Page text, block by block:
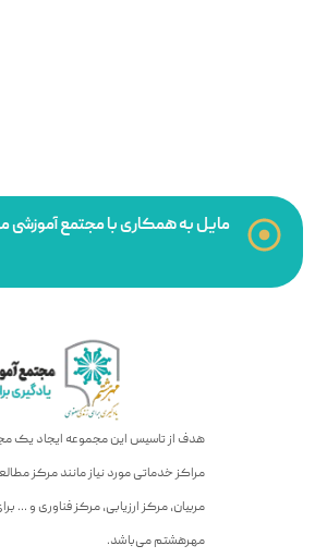
مایل به همکاری با مجتمع
هدف از تاسیس این مجموعه ایجاد یک
مراکز خدماتی مورد نیاز مانند مرکز
مربیان، مرکز ارزیابی، مرکز فناوری و …
مهرهشتم می‌باشد.